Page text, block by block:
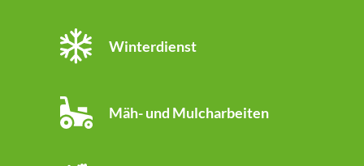
Winterdienst
Mäh- und Mulcharbeiten